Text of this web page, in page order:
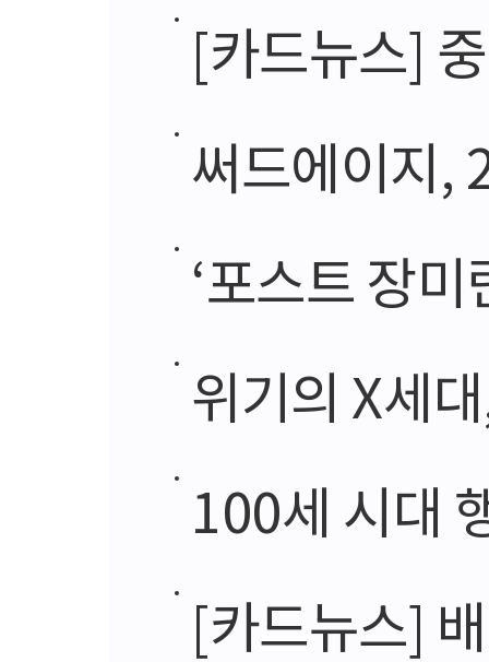
[카드뉴스] 중
써드에이지,
‘포스트 장미
위기의 X세
100세 시대
[카드뉴스]